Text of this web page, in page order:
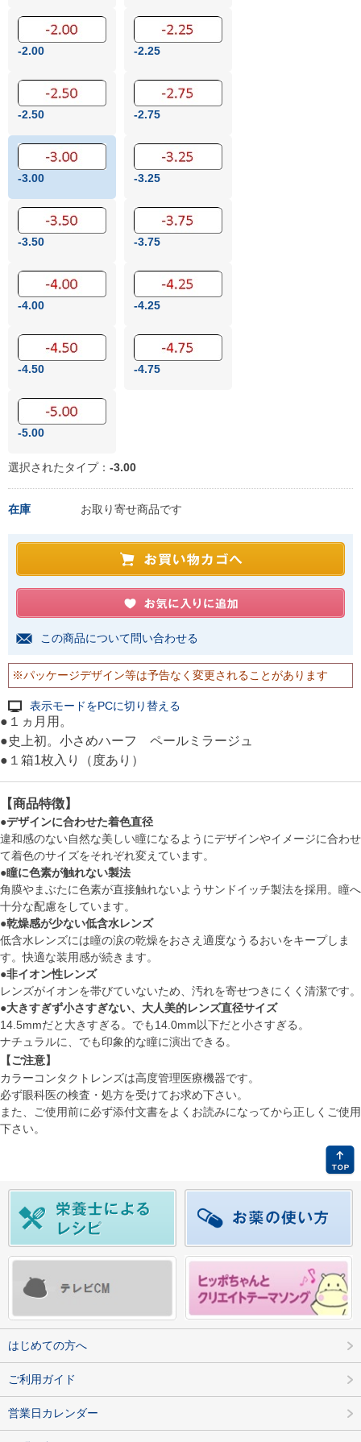
-2.00 -2.25
-2.50 -2.75
-3.00 -3.25
-3.50 -3.75
-4.00 -4.25
-4.50 -4.75
-5.00
選択されたタイプ： -3.00
在庫 お取り寄せ商品です
この商品について問い合わせる
※パッケージデザイン等は予告なく変更されることがあります
表示モードをPCに切り替える
●１ヵ月用。
●史上初。小さめハーフ ペールミラージュ
●１箱1枚入り（度あり）
【商品特徴】
●デザインに合わせた着色直径
違和感のない自然な美しい瞳になるようにデザインやイメージに合わせ
て着色のサイズをそれぞれ変えています。
●瞳に色素が触れない製法
角膜やまぶたに色素が直接触れないようサンドイッチ製法を採用。瞳へ
十分な配慮をしています。
●乾燥感が少ない低含水レンズ
低含水レンズには瞳の涙の乾燥をおさえ適度なうるおいをキープしま
す。快適な装用感が続きます。
●非イオン性レンズ
レンズがイオンを帯びていないため、汚れを寄せつきにくく清潔です。
●大きすぎず小さすぎない、大人美的レンズ直径サイズ
14.5mmだと大きすぎる。でも14.0mm以下だと小さすぎる。
ナチュラルに、でも印象的な瞳に演出できる。
【ご注意】
カラーコンタクトレンズは高度管理医療機器です。
必ず眼科医の検査・処方を受けてお求め下さい。
また、ご使用前に必ず添付文書をよくお読みになってから正しくご使用
下さい。
はじめての方へ
ご利用ガイド
営業日カレンダー